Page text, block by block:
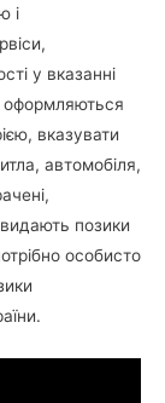
і
у вказанні
оформляються
вказувати
автомобіля,
позики
особисто